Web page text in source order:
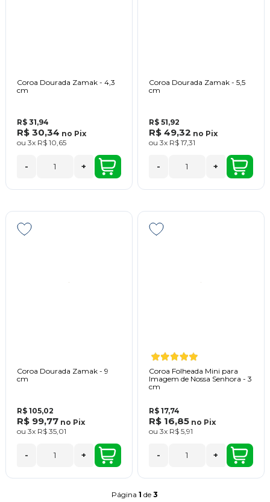
Coroa Dourada Zamak - 4,3
cm
R$ 31,94
R$ 30,34 no Pix
ou 3x R$ 10,65
- +
Coroa Dourada Zamak - 5,5
cm
R$ 51,92
R$ 49,32 no Pix
ou 3x R$ 17,31
- +
Coroa Dourada Zamak - 9
cm
R$ 105,02
R$ 99,77 no Pix
ou 3x R$ 35,01
- +
Coroa Folheada Mini para
Imagem de Nossa Senhora - 3
cm
R$ 17,74
R$ 16,85 no Pix
ou 3x R$ 5,91
- +
Página1 de3